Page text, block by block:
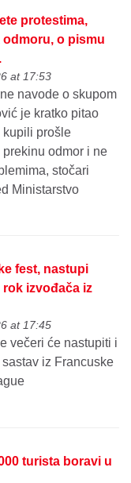
protestima,
o pismu
at 17:53
navode o skupom
je kratko pitao
kupili prošle
odmor i ne
stočari
Ministarstvo
fest, nastupi
izvođača iz
at 17:45
večeri će nastupiti i
iz Francuske
turista boravi u